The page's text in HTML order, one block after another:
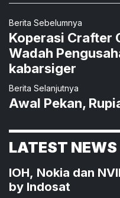
Berita Sebelumnya
Koperasi Crafter
Wadah
kabarsiger
Berita Selanjutnya
Awal Pekan,
LATEST NEWS
IOH, Nokia dan
by Indosat